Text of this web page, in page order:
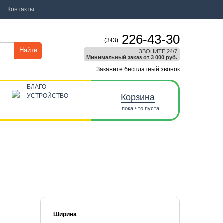
Ширина
Найти
(343) 226-43-30
ЗВОНИТЕ 24/7
Минимальный заказ от 3 000 руб.
Закажите бесплатный звонок
БЛАГО-
УСТРОЙСТВО
Корзина
пока что пуста
Контакты